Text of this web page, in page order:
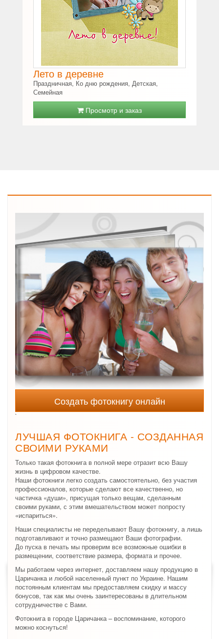
Лето в деревне
Праздничная, Ко дню рождения, Детская,
Семейная
Просмотр и заказ
Создать фотокнигу онлайн
`
ЛУЧШАЯ ФОТОКНИГА - СОЗДАННАЯ
СВОИМИ РУКАМИ
Только такая фотокнига в полной мере отразит всю Вашу
жизнь в цифровом качестве.
Наши фотокниги легко создать самостоятельно, без участия
профессионалов, которые сделают все качественно, но
частичка «души», присущая только вещам, сделанным
своими руками, с этим вмешательством может попросту
«испариться».
Наши специалисты не переделывают Вашу фотокнигу, а лишь
подготавливают и точно размещают Ваши фотографии.
До пуска в печать мы проверим все возможные ошибки в
размещении, соответствие размера, формата и прочее.
Мы работаем через интернет, доставляем нашу продукцию в
Царичанка и любой населенный пункт по Украине. Нашим
постоянным клиентам мы предоставляем скидку и массу
бонусов, так как мы очень заинтересованы в длительном
сотрудничестве с Вами.
Фотокнига в городе Царичанка – воспоминание, которого
можно коснуться!